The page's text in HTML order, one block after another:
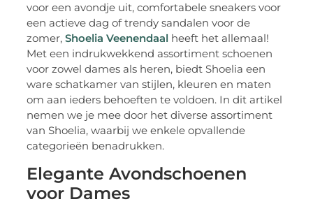
voor een avondje uit, comfortabele sneakers voor
een actieve dag of trendy sandalen voor de
zomer,Shoelia Veenendaal heeft het allemaal!
Met een indrukwekkend assortiment schoenen
voor zowel dames als heren, biedt Shoelia een
ware schatkamer van stijlen, kleuren en maten
om aan ieders behoeften te voldoen. In dit artikel
nemen we je mee door het diverse assortiment
van Shoelia, waarbij we enkele opvallende
categorieën benadrukken.
Elegante Avondschoenen
voor Dames